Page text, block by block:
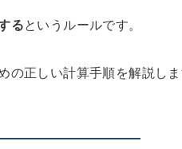
るというルールです。
正しい計算手順を解説しま